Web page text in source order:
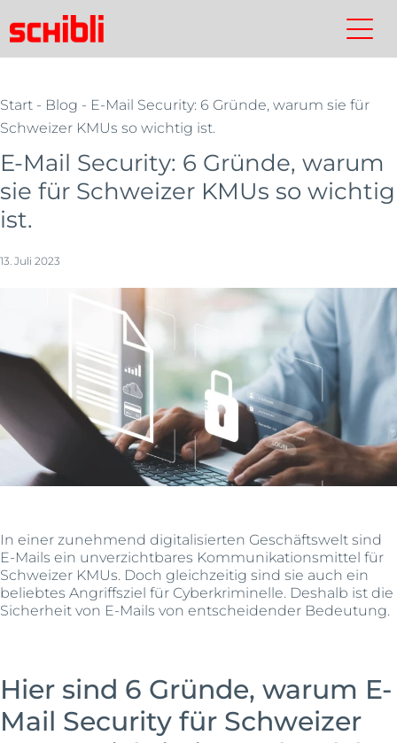
Inhalt
springen
Schibli-
Kontakt Suchen
Start - Blog - E-Mail Security: 6 Gründe, warum sie für
Schweizer KMUs so wichtig ist.
E-Mail Security: 6 Gründe, warum
sie für Schweizer KMUs so wichtig
ist.
13. Juli 2023
In einer zunehmend digitalisierten Geschäftswelt sind
E-Mails ein unverzichtbares Kommunikationsmittel für
Schweizer KMUs. Doch gleichzeitig sind sie auch ein
beliebtes Angriffsziel für Cyberkriminelle. Deshalb ist die
Sicherheit von E-Mails von entscheidender Bedeutung.
Hier sind 6 Gründe, warum E-
Mail Security für Schweizer